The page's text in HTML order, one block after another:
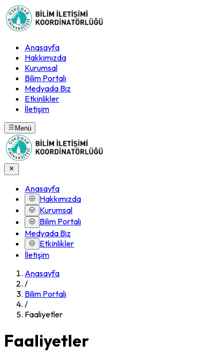
Anasayfa
Hakkımızda
Kurumsal
Bilim Portalı
Medyada Biz
Etkinlikler
İletişim
Menü
Anasayfa
Hakkımızda
Kurumsal
Bilim Portalı
Medyada Biz
Etkinlikler
İletişim
Anasayfa
/
Bilim Portalı
/
Faaliyetler
Faaliyetler